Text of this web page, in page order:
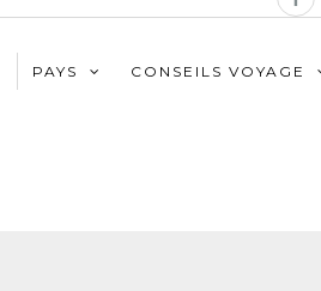
PAYS CONSEILS VOYAGE